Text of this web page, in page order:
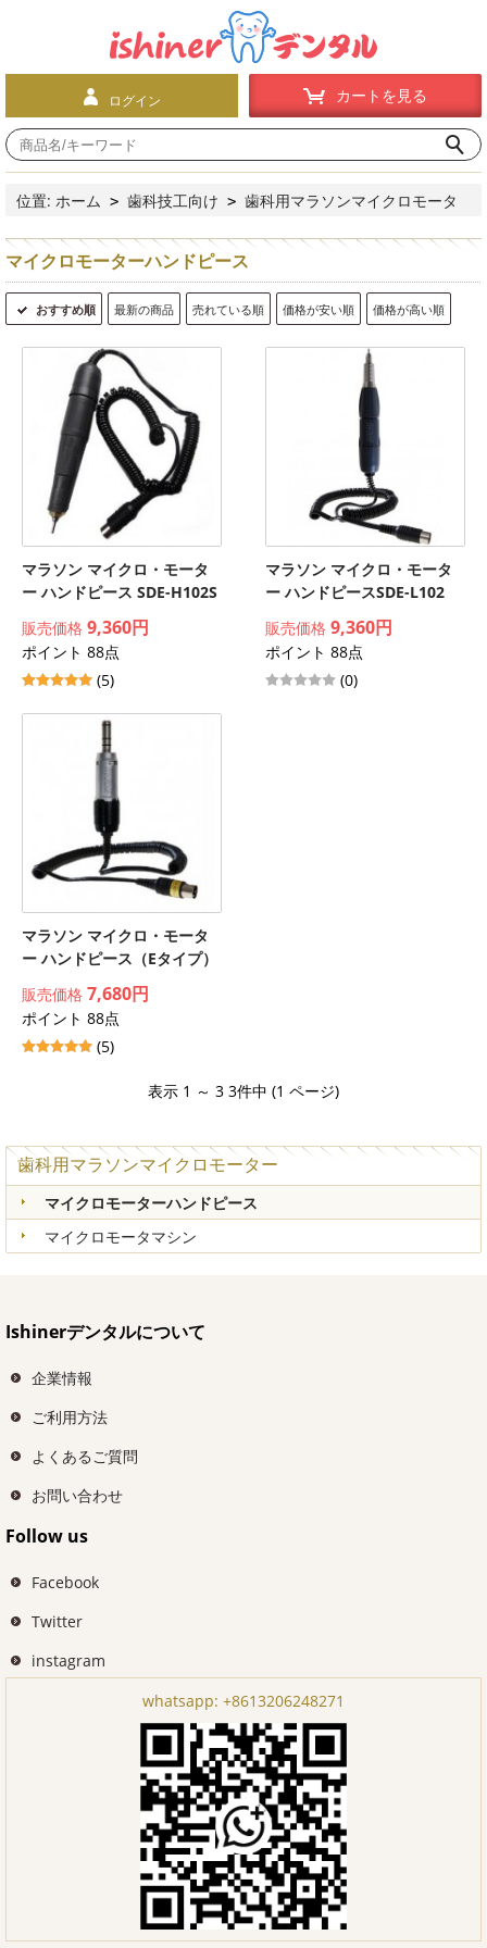
ログイン カートを見る
位置: ホーム > 歯科技工向け > 歯科用マラソンマイクロモータ
マイクロモーターハンドピース
おすすめ順 最新の商品 売れている順 価格が安い順 価格が高い順
マラソン マイクロ・モータ
ー ハンドピース SDE-H102S
販売価格 9,360円
ポイント 88点
(5)
マラソン マイクロ・モータ
ー ハンドピースSDE-L102
販売価格 9,360円
ポイント 88点
(0)
マラソン マイクロ・モータ
ー ハンドピース（Eタイプ）
販売価格 7,680円
ポイント 88点
(5)
表示 1 ～ 3 3件中 (1 ページ)
歯科用マラソンマイクロモーター
マイクロモーターハンドピース
マイクロモータマシン
Ishinerデンタルについて
企業情報
ご利用方法
よくあるご質問
お問い合わせ
Follow us
Facebook
Twitter
instagram
whatsapp: +8613206248271